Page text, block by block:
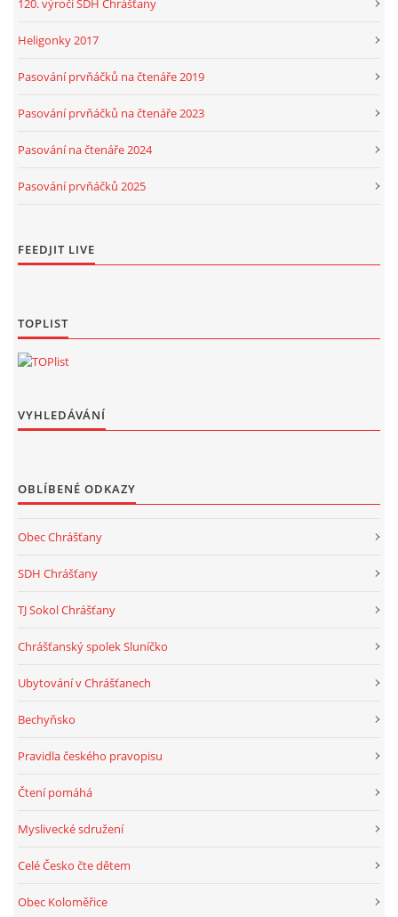
120. výročí SDH Chrášťany
Heligonky 2017
Pasování prvňáčků na čtenáře 2019
Pasování prvňáčků na čtenáře 2023
Pasování na čtenáře 2024
Pasování prvňáčků 2025
FEEDJIT LIVE
TOPLIST
VYHLEDÁVÁNÍ
OBLÍBENÉ ODKAZY
Obec Chrášťany
SDH Chrášťany
TJ Sokol Chrášťany
Chrášťanský spolek Sluníčko
Ubytování v Chrášťanech
Bechyňsko
Pravidla českého pravopisu
Čtení pomáhá
Myslivecké sdružení
Celé Česko čte dětem
Obec Koloměřice